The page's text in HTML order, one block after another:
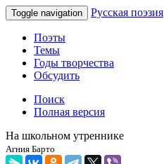
Toggle navigation Русская поэзия
Поэты
Темы
Годы творчества
Обсудить
Поиск
Полная версия
На школьном утреннике
Агния Барто